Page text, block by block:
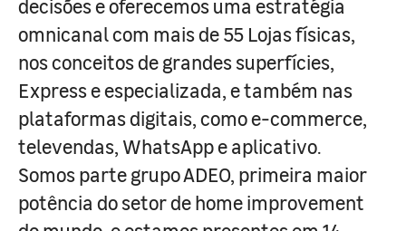
decisões e oferecemos uma estratégia
omnicanal com mais de 55 Lojas físicas,
nos conceitos de grandes superfícies,
Express e especializada, e também nas
plataformas digitais, como e-commerce,
televendas, WhatsApp e aplicativo.
Somos parte grupo ADEO, primeira maior
potência do setor de home improvement